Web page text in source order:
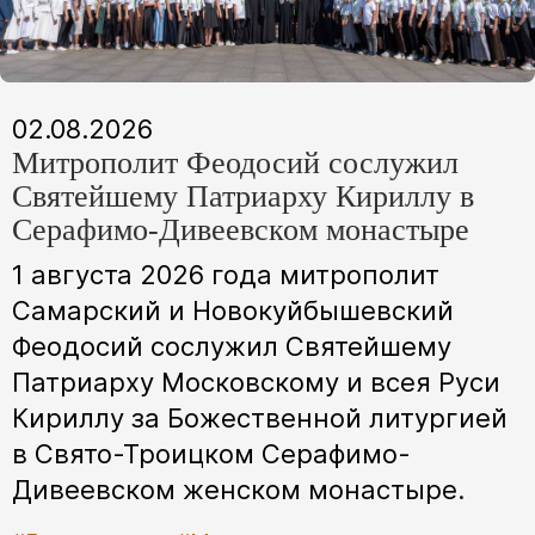
02.08.2026
Митрополит Феодосий сослужил
Святейшему Патриарху Кириллу в
Серафимо-Дивеевском монастыре
1 августа 2026 года митрополит
Самарский и Новокуйбышевский
Феодосий сослужил Святейшему
Патриарху Московскому и всея Руси
Кириллу за Божественной литургией
в Свято-Троицком Серафимо-
Дивеевском женском монастыре.